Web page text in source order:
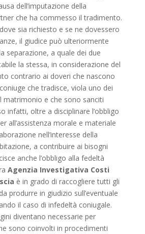
dell’imputazione della
che ha commesso il tradimento.
sia richiesto e se ne dovessero
il giudice può ulteriormente
separazione, a quale dei due
la stessa, in considerazione del
contrario ai doveri che nascono
che tradisce, viola uno dei
matrimonio e che sono sanciti
infatti, oltre a disciplinare l’obbligo
all’assistenza morale e materiale
nell’interesse della
a contribuire ai bisogni
anche l’obbligo alla fedeltà
Agenzia Investigativa Costi
è in grado di raccogliere tutti gli
produrre in giudizio sull’eventuale
il caso di infedeltà coniugale.
diventano necessarie per
sono coinvolti in procedimenti